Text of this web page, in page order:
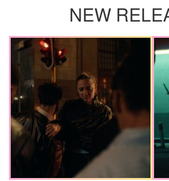
NEW